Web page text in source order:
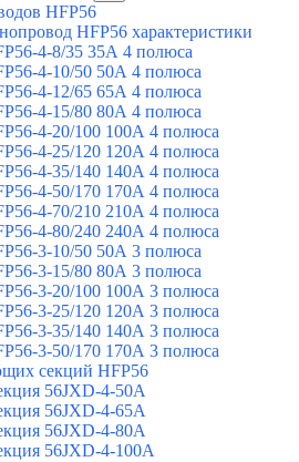
HFP56
HFP56 характеристики
4-8/35 35А 4 полюса
4-10/50 50А 4 полюса
4-12/65 65А 4 полюса
4-15/80 80А 4 полюса
4-20/100 100А 4 полюса
4-25/120 120А 4 полюса
4-35/140 140А 4 полюса
4-50/170 170А 4 полюса
4-70/210 210А 4 полюса
4-80/240 240А 4 полюса
3-10/50 50А 3 полюса
3-15/80 80А 3 полюса
3-20/100 100А 3 полюса
3-25/120 120А 3 полюса
3-35/140 140А 3 полюса
3-50/170 170А 3 полюса
секций HFP56
56JXD-4-50A
56JXD-4-65A
56JXD-4-80A
56JXD-4-100A